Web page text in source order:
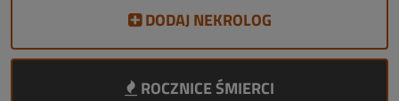
DODAJ NEKROLOG
ROCZNICE ŚMIERCI